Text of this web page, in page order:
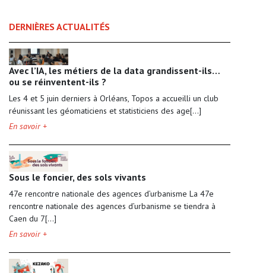
DERNIÈRES ACTUALITÉS
Avec l’IA, les métiers de la data grandissent-ils…
ou se réinventent-ils ?
Les 4 et 5 juin derniers à Orléans, Topos a accueilli un club
réunissant les géomaticiens et statisticiens des age[...]
En savoir +
Sous le foncier, des sols vivants
47e rencontre nationale des agences d’urbanisme La 47e
rencontre nationale des agences d’urbanisme se tiendra à
Caen du 7[...]
En savoir +